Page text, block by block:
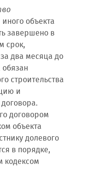
объекта
завершено в
срок,
два месяца до
строительства
и
договором
объекта
долевого
в порядке,
кодексом